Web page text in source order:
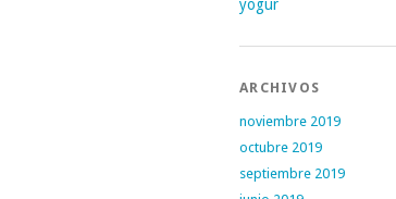
yogur
ARCHIVOS
noviembre 2019
octubre 2019
septiembre 2019